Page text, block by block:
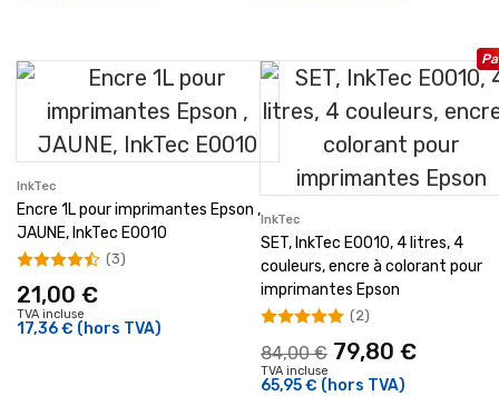
InkTec
Encre 1L pour imprimantes Epson ,
JAUNE, InkTec E0010
21,00 €
TVA incluse
17,36 € (hors TVA)
(3)
InkTec
SET, InkTec E0010, 4 litres, 4
couleurs, encre à colorant pour
imprimantes Epson
84,00 € 79,80 €
TVA incluse
65,95 € (hors TVA)
(2)